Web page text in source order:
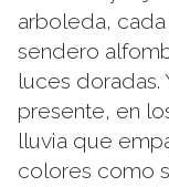
arboleda,
sendero
luces doradas.
presente, en
lluvia que
colores como